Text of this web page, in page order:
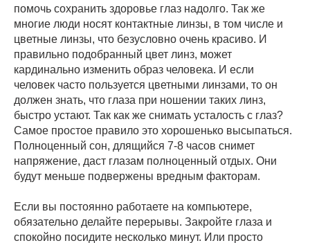
помочь сохранить здоровье глаз надолго. Так же
многие люди носят контактные линзы, в том числе и
цветные линзы, что безусловно очень красиво. И
правильно подобранный цвет линз, может
кардинально изменить образ человека. И если
человек часто пользуется цветными линзами, то он
должен знать, что глаза при ношении таких линз,
быстро устают. Так как же снимать усталость с глаз?
Самое простое правило это хорошенько высыпаться.
Полноценный сон, длящийся 7-8 часов снимет
напряжение, даст глазам полноценный отдых. Они
будут меньше подвержены вредным факторам.
Если вы постоянно работаете на компьютере,
обязательно делайте перерывы. Закройте глаза и
спокойно посидите несколько минут. Или просто